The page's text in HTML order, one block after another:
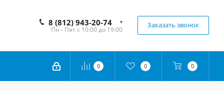
8 (812) 943-20-74
Пн - Пят с 10:00 до 19:00
Заказать звонок
0 0 0